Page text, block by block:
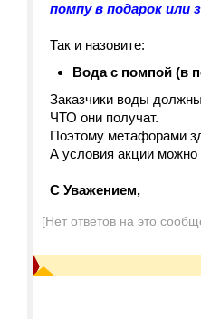
помпу в подарок или
Так и назовите:
Вода с помпой (в
Заказчики воды
ЧТО они получат.
Поэтому метафорами
А условия акции можно
С Уважением,
[Нет ответов на это